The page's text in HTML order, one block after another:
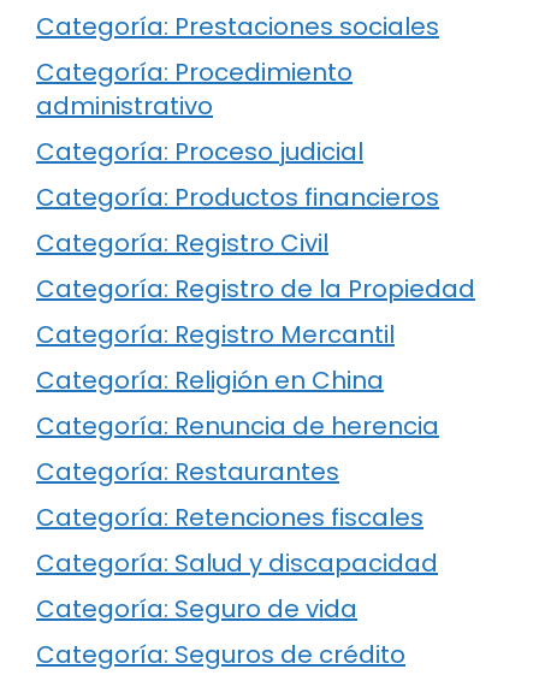
Categoría: Prestaciones sociales
Categoría: Procedimiento
administrativo
Categoría: Proceso judicial
Categoría: Productos financieros
Categoría: Registro Civil
Categoría: Registro de la Propiedad
Categoría: Registro Mercantil
Categoría: Religión en China
Categoría: Renuncia de herencia
Categoría: Restaurantes
Categoría: Retenciones fiscales
Categoría: Salud y discapacidad
Categoría: Seguro de vida
Categoría: Seguros de crédito